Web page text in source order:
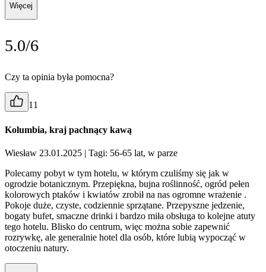
Więcej
5.0/6
Czy ta opinia była pomocna?
11
Kolumbia, kraj pachnący kawą
Wiesław 23.01.2025 | Tagi: 56-65 lat, w parze
Polecamy pobyt w tym hotelu, w którym czuliśmy się jak w
ogrodzie botanicznym. Przepiękna, bujna roślinność, ogród pełen
kolorowych ptaków i kwiatów zrobił na nas ogromne wrażenie .
Pokoje duże, czyste, codziennie sprzątane. Przepyszne jedzenie,
bogaty bufet, smaczne drinki i bardzo miła obsługa to kolejne atuty
tego hotelu. Blisko do centrum, więc można sobie zapewnić
rozrywkę, ale generalnie hotel dla osób, które lubią wypocząć w
otoczeniu natury.